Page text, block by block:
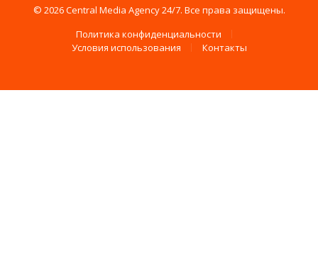
© 2026 Central Media Agency 24/7. Все права защищены.
Политика конфиденциальности
Условия использования
Контакты